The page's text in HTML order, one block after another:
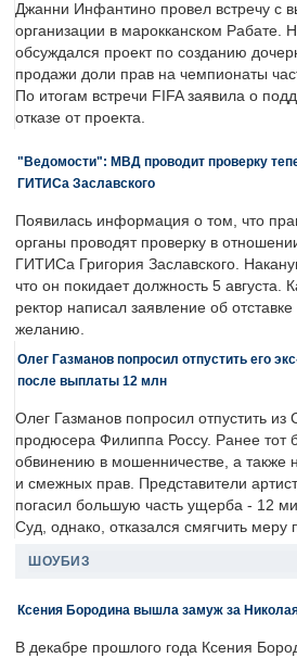
Джанни Инфантино провел встречу с
организации в марокканском Рабате.
обсуждался проект по созданию
продажи доли прав на чемпионаты
По итогам встречи FIFA заявила о
отказе от проекта.
"Ведомости": МВД проводит проверку
ГИТИСа Заславского
Появилась информация о том, что
органы проводят проверку в
ГИТИСа Григория Заславского.
что он покидает должность 5 августа.
ректор написал заявление об
желанию.
Олег Газманов попросил отпустить его
после выплаты 12 млн
Олег Газманов попросил отпустить из
продюсера Филиппа Россу. Ранее тот
обвинению в мошенничестве, а также
и смежных прав. Представители
погасил большую часть ущерба - 12
Суд, однако, отказался смягчить меру
ШОУБИЗ
Ксения Бородина вышла замуж за
В декабре прошлого года Ксения